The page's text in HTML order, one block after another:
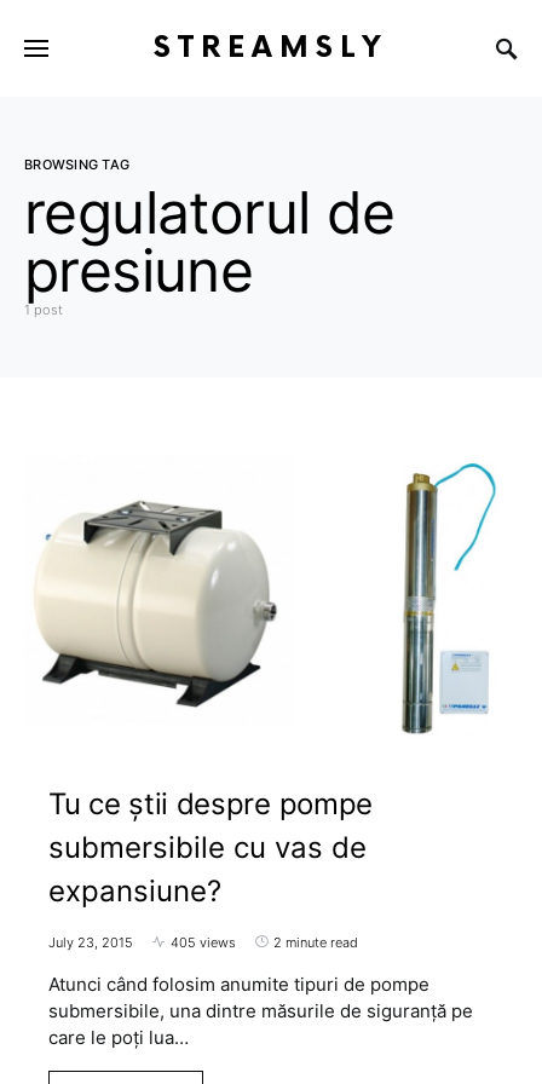
STREAMSLY
BROWSING TAG
regulatorul de
presiune
1 post
Tu ce știi despre pompe
submersibile cu vas de
expansiune?
July 23, 2015 405 views 2 minute read
Atunci când folosim anumite tipuri de pompe
submersibile, una dintre măsurile de siguranță pe
care le poți lua…